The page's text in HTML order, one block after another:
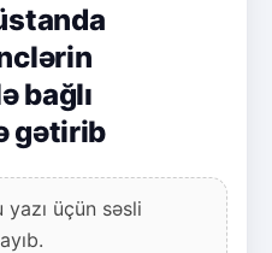
bağlı
gətirib
yazı üçün səsli